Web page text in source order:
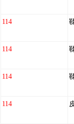
114
114
114
114